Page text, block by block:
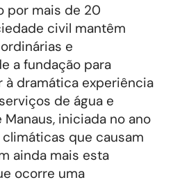
por mais de 20
civil mantêm
e
a fundação para
dramática experiência
de água e
iniciada no ano
que causam
ainda mais esta
ocorre uma